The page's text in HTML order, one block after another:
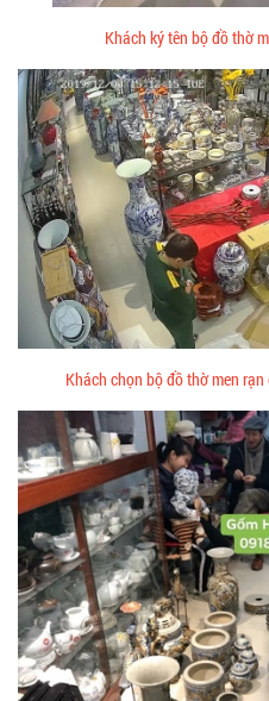
Khách ký tên bộ đồ thờ
Khách chọn bộ đồ thờ men